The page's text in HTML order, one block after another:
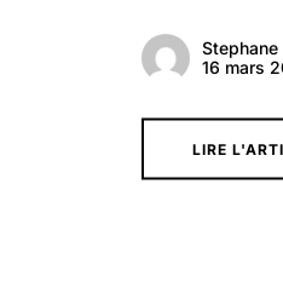
Stephane
16 mars
LIRE